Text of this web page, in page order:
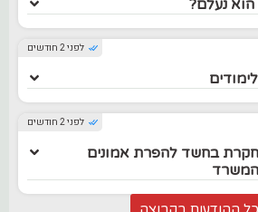
נעלם?
לפני 2 חודשים
לפני 2 חודשים
בחשד להפרת אמונים
המשרד